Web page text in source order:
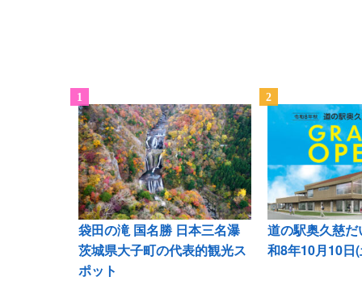
袋田の滝 国名勝 日本三名瀑
茨城県大子町の代表的観光ス
ポット
道の駅奥久慈
和8年10月10日